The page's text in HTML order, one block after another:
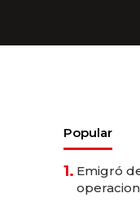
Popular
1. Emigró